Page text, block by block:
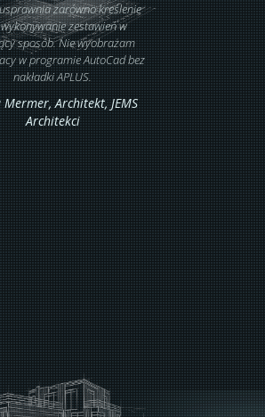
zarówno kreślenie
zestawień w
sposób. Nie wyobrażam
w programie AutoCad bez
nakładki APLUS.
Mermer,Architekt, JEMS
Architekci